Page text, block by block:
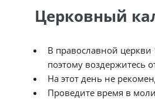
Церковный
В православной церкви
поэтому воздержитесь
На этот день не
Проведите время в